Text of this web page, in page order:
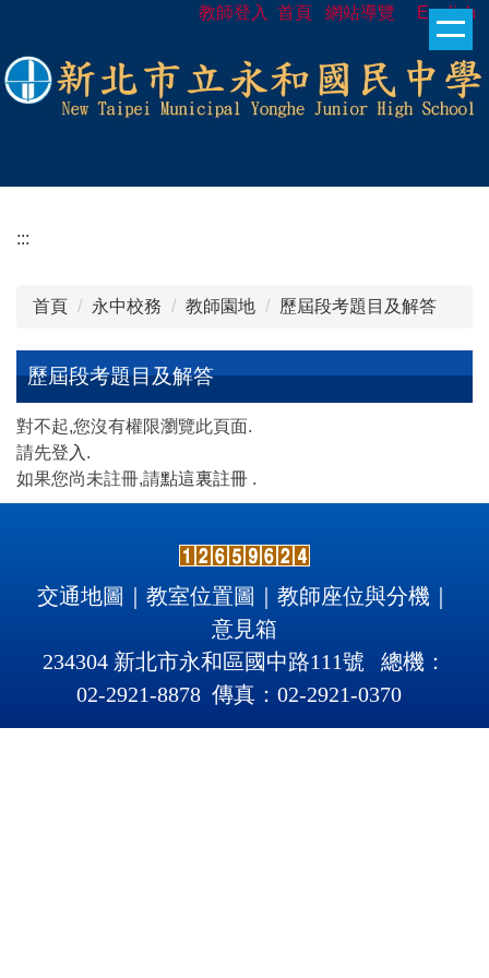
主
要
教師登入 首頁 網站導覽 English
:::
首頁 永中校務 教師園地 歷屆段考題目及解答
歷屆段考題目及解答
對不起,您沒有權限瀏覽此頁面.
請先登入 .
如果您尚未註冊,請點這裏註冊 .
交通地圖 ｜ 教室位置圖 ｜ 教師座位與分機 ｜
意見箱
234304 新北市永和區國中路111號 總機：
02-2921-8878 傳真：02-2921-0370